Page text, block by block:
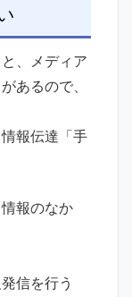
、メディア
あるので、
報伝達「手
報のなか
信を行う